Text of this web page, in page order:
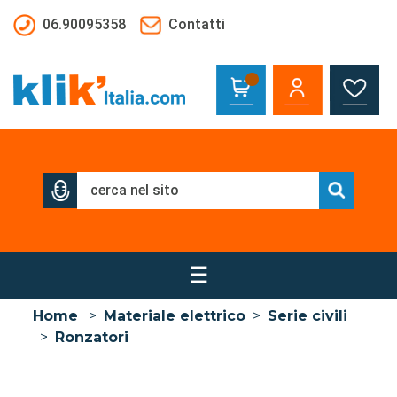
06.90095358
Contatti
☰
Home > Materiale elettrico > Serie civili
> Ronzatori